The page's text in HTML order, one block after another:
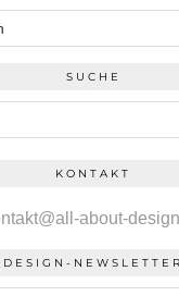
SUCHE
KONTAKT
about-
DESIGN-NEWSLETTER